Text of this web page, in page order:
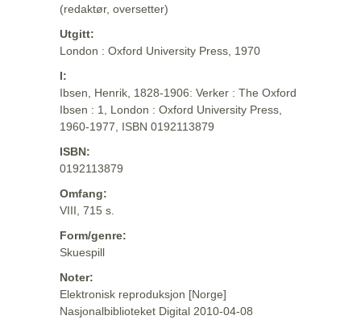
(redaktør, oversetter)
Utgitt:
London : Oxford University Press, 1970
I:
Ibsen, Henrik, 1828-1906: Verker : The Oxford
Ibsen : 1, London : Oxford University Press,
1960-1977, ISBN 0192113879
ISBN:
0192113879
Omfang:
VIII, 715 s.
Form/genre:
Skuespill
Noter:
Elektronisk reproduksjon [Norge]
Nasjonalbiblioteket Digital 2010-04-08